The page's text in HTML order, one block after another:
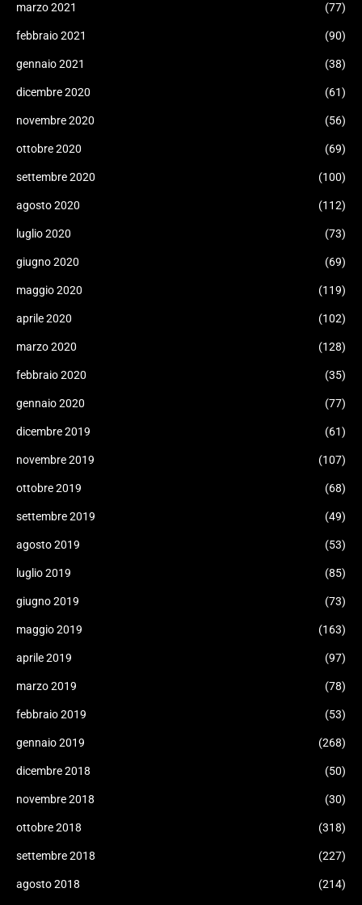
marzo 2021 (77)
febbraio 2021 (90)
gennaio 2021 (38)
dicembre 2020 (61)
novembre 2020 (56)
ottobre 2020 (69)
settembre 2020 (100)
agosto 2020 (112)
luglio 2020 (73)
giugno 2020 (69)
maggio 2020 (119)
aprile 2020 (102)
marzo 2020 (128)
febbraio 2020 (35)
gennaio 2020 (77)
dicembre 2019 (61)
novembre 2019 (107)
ottobre 2019 (68)
settembre 2019 (49)
agosto 2019 (53)
luglio 2019 (85)
giugno 2019 (73)
maggio 2019 (163)
aprile 2019 (97)
marzo 2019 (78)
febbraio 2019 (53)
gennaio 2019 (268)
dicembre 2018 (50)
novembre 2018 (30)
ottobre 2018 (318)
settembre 2018 (227)
agosto 2018 (214)